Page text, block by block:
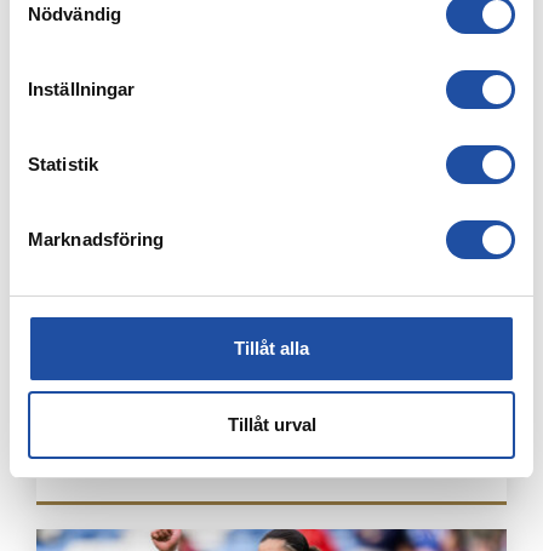
Nödvändig
Inställningar
Statistik
Marknadsföring
Tillåt alla
Tillåt urval
8 AUGUSTI, 2026
MED VÅRA FANS”
IFK-TRUPPEN MOT IK BRAGE